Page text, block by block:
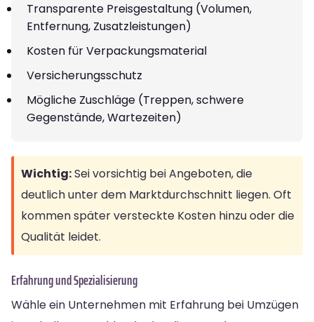
Transparente Preisgestaltung (Volumen,
Entfernung, Zusatzleistungen)
Kosten für Verpackungsmaterial
Versicherungsschutz
Mögliche Zuschläge (Treppen, schwere
Gegenstände, Wartezeiten)
Wichtig:Sei vorsichtig bei Angeboten, die
deutlich unter dem Marktdurchschnitt liegen. Oft
kommen später versteckte Kosten hinzu oder die
Qualität leidet.
Erfahrung und Spezialisierung
Wähle ein Unternehmen mit Erfahrung bei Umzügen